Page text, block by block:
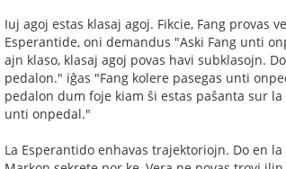
Iuj agoj estas klasaj agoj. Fikcie, Fang provas
Esperantide, oni demandus "Aski Fang unti
ajn klaso, klasaj agoj povas havi subklasojn.
pedalon." iĝas "Fang kolere pasegas unti
pedalon dum foje kiam ŝi estas paŝanta sur
unti onpedal."
La Esperantido enhavas trajektoriojn. Do en